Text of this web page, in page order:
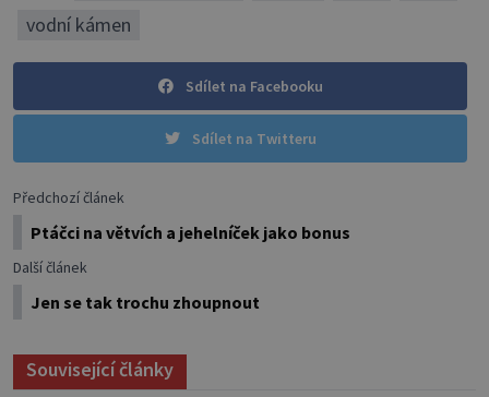
vodní kámen
Sdílet na Facebooku
Sdílet na Twitteru
Předchozí článek
Ptáčci na větvích a jehelníček jako bonus
Další článek
Jen se tak trochu zhoupnout
Související články